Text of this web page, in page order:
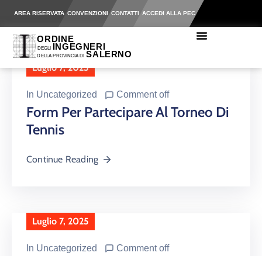
AREA RISERVATA CONVENZIONI CONTATTI ACCEDI ALLA PEC
Luglio 7, 2025
In Uncategorized Comment off
Form Per Partecipare Al Torneo Di
Tennis
Continue Reading
Luglio 7, 2025
In Uncategorized Comment off